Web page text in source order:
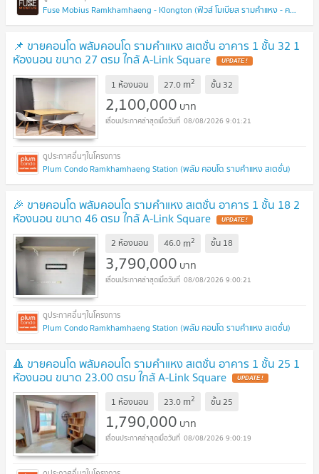
Fuse Mobius Ramkhamhaeng - Klongton (ฟิวส์ โมเบียส รามคำแหง - คลองตัน)
📌 ขายคอนโด พลัมคอนโด รามคำแหง สเตชั่น อาคาร 1 ชั้น 32 1
ห้องนอน ขนาด 27 ตรม ใกล้ A-Link Square UPDATE !
1 ห้องนอน 27.0 m2 ชั้น 32
2,100,000 บาท
08/08/2026 9:01:21
Plum Condo Ramkhamhaeng Station (พลัม คอนโด รามคำแหง สเตชั่น)
🎉 ขายคอนโด พลัมคอนโด รามคำแหง สเตชั่น อาคาร 1 ชั้น 18 2
ห้องนอน ขนาด 46 ตรม ใกล้ A-Link Square UPDATE !
2 ห้องนอน 46.0 m2 ชั้น 18
3,790,000 บาท
08/08/2026 9:00:21
Plum Condo Ramkhamhaeng Station (พลัม คอนโด รามคำแหง สเตชั่น)
🔺 ขายคอนโด พลัมคอนโด รามคำแหง สเตชั่น อาคาร 1 ชั้น 25 1
ห้องนอน ขนาด 23.00 ตรม ใกล้ A-Link Square UPDATE !
1 ห้องนอน 23.0 m2 ชั้น25
1,790,000 บาท
08/08/2026 9:00:19